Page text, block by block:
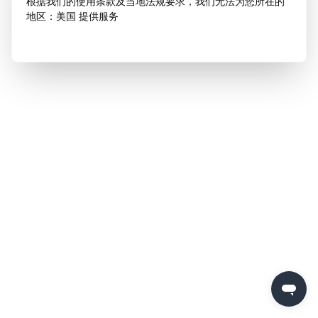
地区：美国 提供服务